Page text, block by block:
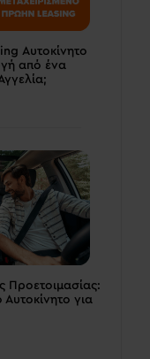
Αυτοκίνητο
από ένα
Προετοιμασίας:
για